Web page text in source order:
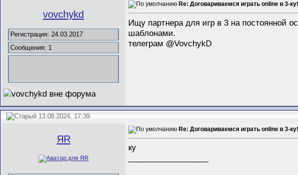
vovchykd
Регистрация: 24.03.2017
Сообщения: 1
Re: Договариваемся играть online в 3-
Ищу партнера для игр в 3 на постоянной
шаблонами.
телеграм @VovchykD
13.08.2024, 17:39
ЯR
Re: Договариваемся играть online в 3-
ку